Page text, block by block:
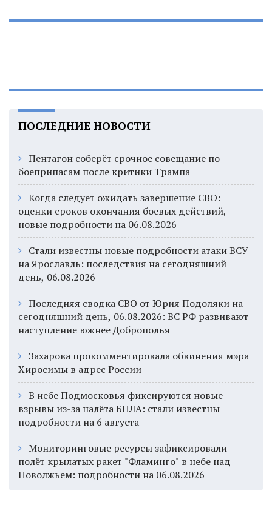
ПОСЛЕДНИЕ НОВОСТИ
Пентагон соберёт срочное совещание по
боеприпасам после критики Трампа
Когда следует ожидать завершение СВО:
оценки сроков окончания боевых действий,
новые подробности на 06.08.2026
Стали известны новые подробности атаки ВСУ
на Ярославль: последствия на сегодняшний
день, 06.08.2026
Последняя сводка СВО от Юрия Подоляки на
сегодняшний день, 06.08.2026: ВС РФ развивают
наступление южнее Доброполья
Захарова прокомментировала обвинения мэра
Хиросимы в адрес России
В небе Подмосковья фиксируются новые
взрывы из-за налёта БПЛА: стали известны
подробности на 6 августа
Мониторинговые ресурсы зафиксировали
полёт крылатых ракет "Фламинго" в небе над
Поволжьем: подробности на 06.08.2026